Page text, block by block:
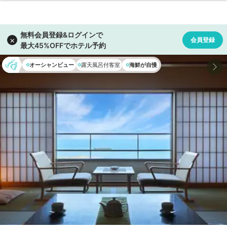
オーシャンビュー 露天風呂付客室 海鮮が自慢